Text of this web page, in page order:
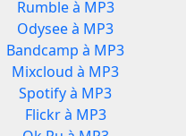
Rumble à MP3
Odysee à MP3
Bandcamp à MP3
Mixcloud à MP3
Spotify à MP3
Flickr à MP3